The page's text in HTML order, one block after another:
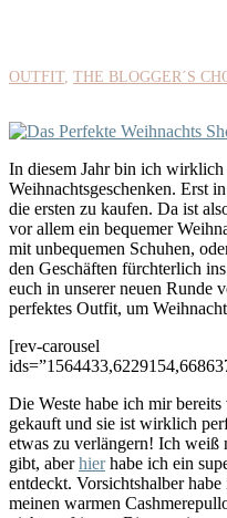
OUTFIT THE BLOGGER´S
In diesem Jahr bin ich wirklich
Weihnachtsgeschenken. Erst
die ersten zu kaufen. Da ist
vor allem ein bequemer
mit unbequemen Schuhen,
den Geschäften fürchterlich
euch in unserer neuen Runde
perfektes Outfit, um
[rev-carousel
Die Weste habe ich mir
gekauft und sie ist wirklich
etwas zu verlängern! Ich weiß
gibt, aberhierhabe ich ein
entdeckt. Vorsichtshalber
meinen warmen